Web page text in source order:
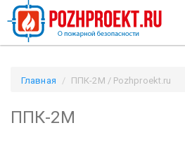
Главная ППК-2М / Pozhproekt.ru
ППК-2М